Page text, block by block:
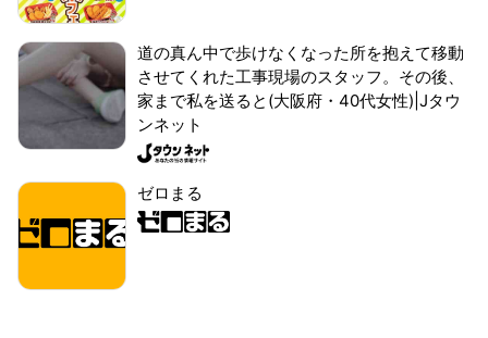
道の真ん中で歩けなくなった所を抱えて移動
させてくれた工事現場のスタッフ。その後、
家まで私を送ると(大阪府・40代女性)|Jタウ
ンネット
ゼロまる